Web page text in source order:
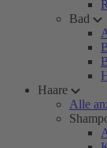
Bad
Haare
Alle